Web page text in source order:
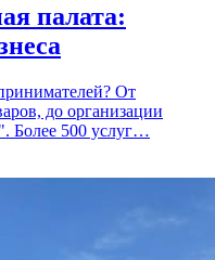
палата:
От
до организации
Более 500 услуг…